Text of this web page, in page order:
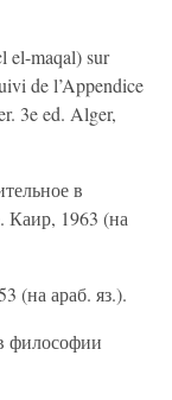
el-maqal) sur
de l’Appendice
3e ed. Alger,
в
Каир, 1963 (на
(на араб. яз.).
философии